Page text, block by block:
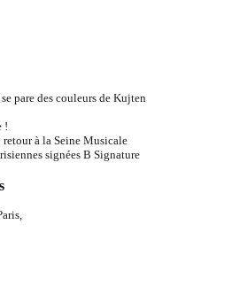
pare des couleurs de Kujten
!
retour à la Seine Musicale
signées B Signature